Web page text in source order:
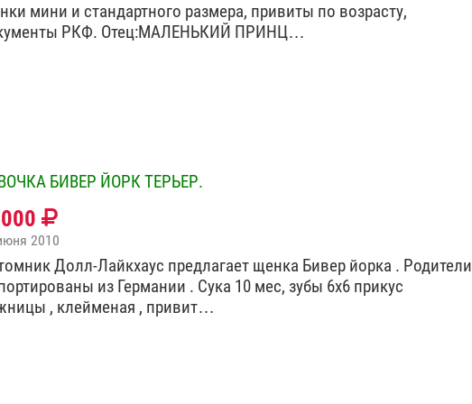
мини и стандартного размера, привиты по возрасту,
РКФ. Отец:МАЛЕНЬКИЙ ПРИНЦ…
БИВЕР ЙОРК ТЕРЬЕР.
2010
Долл-Лайкхаус предлагает щенка Бивер йорка . Родители
из Германии . Сука 10 мес, зубы 6х6 прикус
, клейменая , привит…